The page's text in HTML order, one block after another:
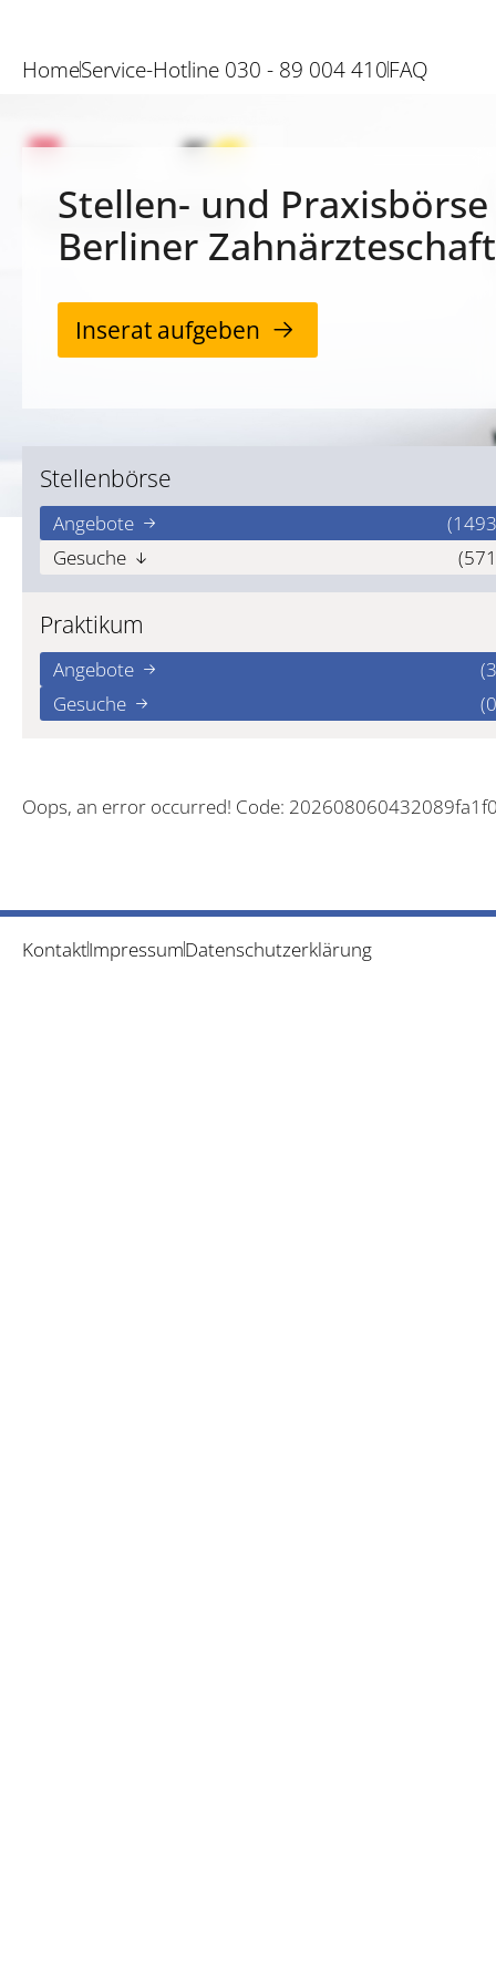
HomeService-Hotline 030 - 89 004 410FAQ
Stellen- und
Berliner Zahnärzteschaft
Inserat aufgeben
Stellenbörse
Angebote
Gesuche
Praktikum
Angebote
Gesuche
Oops, an error occurred! Code:
KontaktImpressumDatenschutzerklärung